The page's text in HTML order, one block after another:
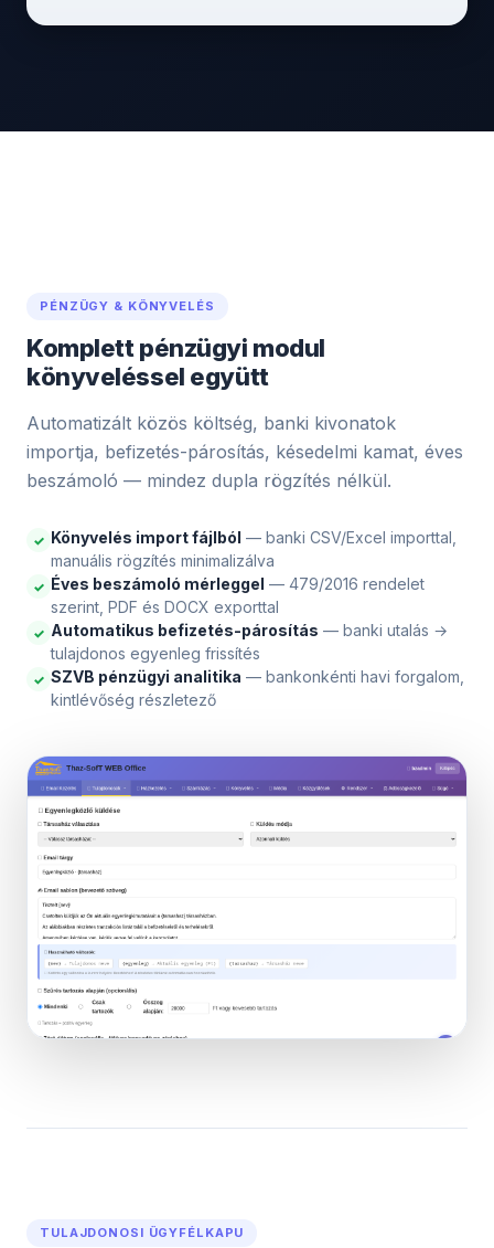
PÉNZÜGY & KÖNYVELÉS
Komplett pénzügyi modul
könyveléssel együtt
Automatizált közös költség, banki kivonatok
importja, befizetés-párosítás, késedelmi kamat, éves
beszámoló — mindez dupla rögzítés nélkül.
✓ Könyvelés import fájlból — banki CSV/Excel importtal,
manuális rögzítés minimalizálva
✓ Éves beszámoló mérleggel — 479/2016 rendelet
szerint, PDF és DOCX exporttal
✓ Automatikus befizetés-párosítás — banki utalás →
tulajdonos egyenleg frissítés
✓ SZVB pénzügyi analitika — bankonkénti havi forgalom,
kintlévőség részletező
TULAJDONOSI ÜGYFÉLKAPU